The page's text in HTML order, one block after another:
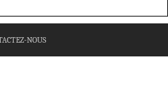
NOUS